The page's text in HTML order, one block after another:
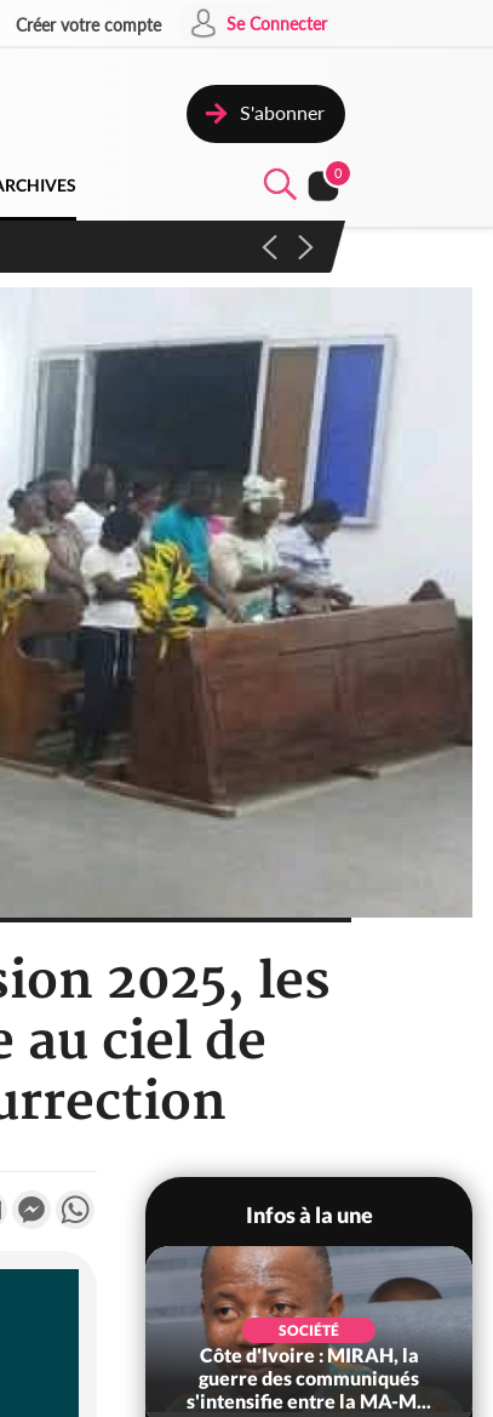
Créer votre compte Se Connecter
S'abonner
0
contre les produits
2025, les
au ciel de
Gmail MessengerWhatsApp
Infos à la une
deux
dans un
SOCIÉTÉ
Côte d'Ivoire : MIRAH, la
guerre des communiqués
s'intensifie entre la MA-M...